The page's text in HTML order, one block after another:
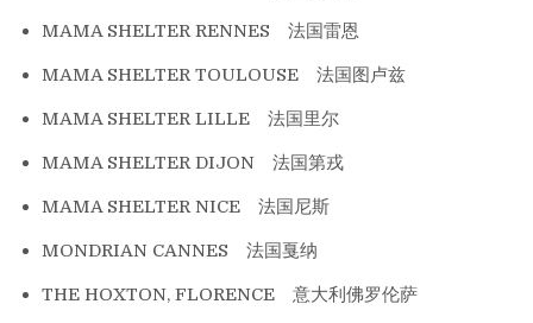
MAMA SHELTER RENNES 法国雷恩
MAMA SHELTER TOULOUSE 法国图卢兹
MAMA SHELTER LILLE 法国里尔
MAMA SHELTER DIJON 法国第戎
MAMA SHELTER NICE 法国尼斯
MONDRIAN CANNES 法国戛纳
THE HOXTON, FLORENCE 意大利佛罗伦萨